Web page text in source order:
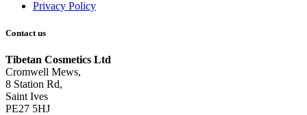
Privacy Policy
Contact us
Tibetan Cosmetics Ltd
Cromwell Mews,
8 Station Rd,
Saint Ives
PE27 5HJ